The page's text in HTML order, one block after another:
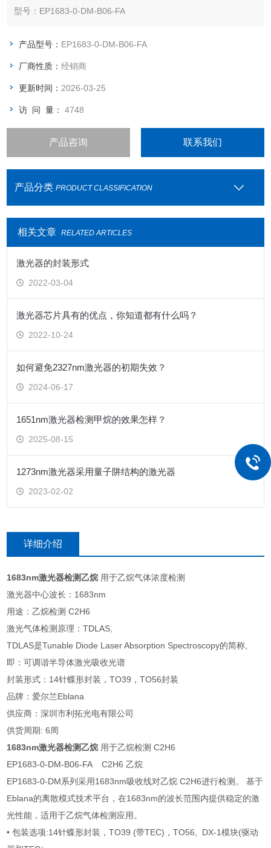
型号：EP1683-0-DM-B06-FA
产品型号： EP1683-0-DM-B06-FA
厂商性质：经销商
更新时间： 2026-03-25
访 问 量：4748
产品咨询 联系我们
产品分类 PRODUCT CLASSIFICATION
相关文章 RELATED ARTICLES
激光器的封装形式
2022-03-04
激光器芯片具有的优点，你知道都有什么吗？
2022-10-24
如何避免2327nm激光器的初期失效？
2024-06-17
1651nm激光器检测甲烷的效果怎样？
2025-08-15
1273nm激光器采用量子阱结构的激光器
2023-02-02
详细介绍
1683nm激光器检测乙烷 用于乙烷气体浓度检测
激光器中心波长：1683nm
用途：乙烷检测 C2H6
激光气体检测原理：TDLAS,
TDLAS是Tunable Diode Laser Absorption Spectroscopy的简称,
即：可调谐半导体激光吸收光谱
封装形式：14针蝶形封装，TO39，TO56封装
品牌：爱尔兰Eblana
供应商：深圳市利拓光电有限公司
供货周期: 6周
1683nm激光器检测乙烷 用于乙烷检测 C2H6
EP1683-0-DM-B06-FA C2H6 乙烷
EP1683-0-DM系列采用1683nm吸收线对乙烷 C2H6进行检测。 基于
Eblana的离散模式技术平台，在1683nm的波长范围内提供稳定的激
光性能，适用于乙烷气体检测应用。
• 包装选项:14针蝶形封装，TO39 (带TEC)，TO56, DX-1模块(驱动